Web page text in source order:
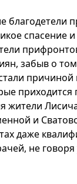
благодетели
забыв о
причиной
жители
и
даже
не